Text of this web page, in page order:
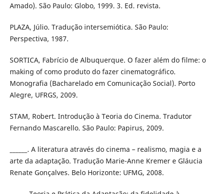
Amado). São Paulo: Globo, 1999. 3. Ed. revista.
PLAZA, Júlio. Tradução intersemiótica. São Paulo:
Perspectiva, 1987.
SORTICA, Fabrício de Albuquerque. O fazer além do filme: o
making of como produto do fazer cinematográfico.
Monografia (Bacharelado em Comunicação Social). Porto
Alegre, UFRGS, 2009.
STAM, Robert. Introdução à Teoria do Cinema. Tradutor
Fernando Mascarello. São Paulo: Papirus, 2009.
______. A literatura através do cinema – realismo, magia e a
arte da adaptação. Tradução Marie-Anne Kremer e Gláucia
Renate Gonçalves. Belo Horizonte: UFMG, 2008.